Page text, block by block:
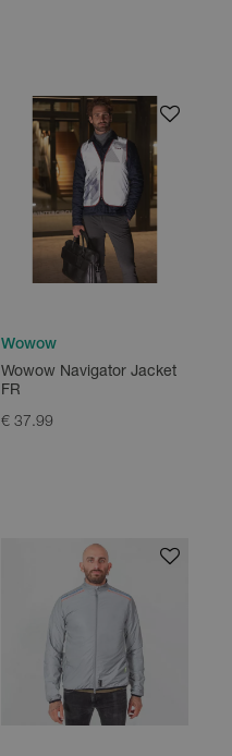
Wowow
Wowow Navigator Jacket
FR
€ 37.99